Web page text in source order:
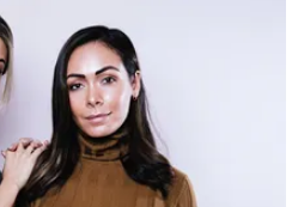
och Entreprenörer